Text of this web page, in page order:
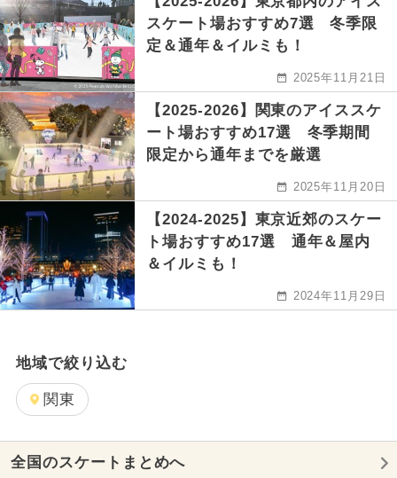
スケート場おすすめ7選 冬季限
定＆通年＆イルミも！
2025年11月21日
【2025-2026】関東のアイススケ
ート場おすすめ17選 冬季期間
限定から通年までを厳選
2025年11月20日
【2024-2025】東京近郊のスケー
ト場おすすめ17選 通年＆屋内
＆イルミも！
2024年11月29日
地域で絞り込む
関東
全国のスケートまとめへ